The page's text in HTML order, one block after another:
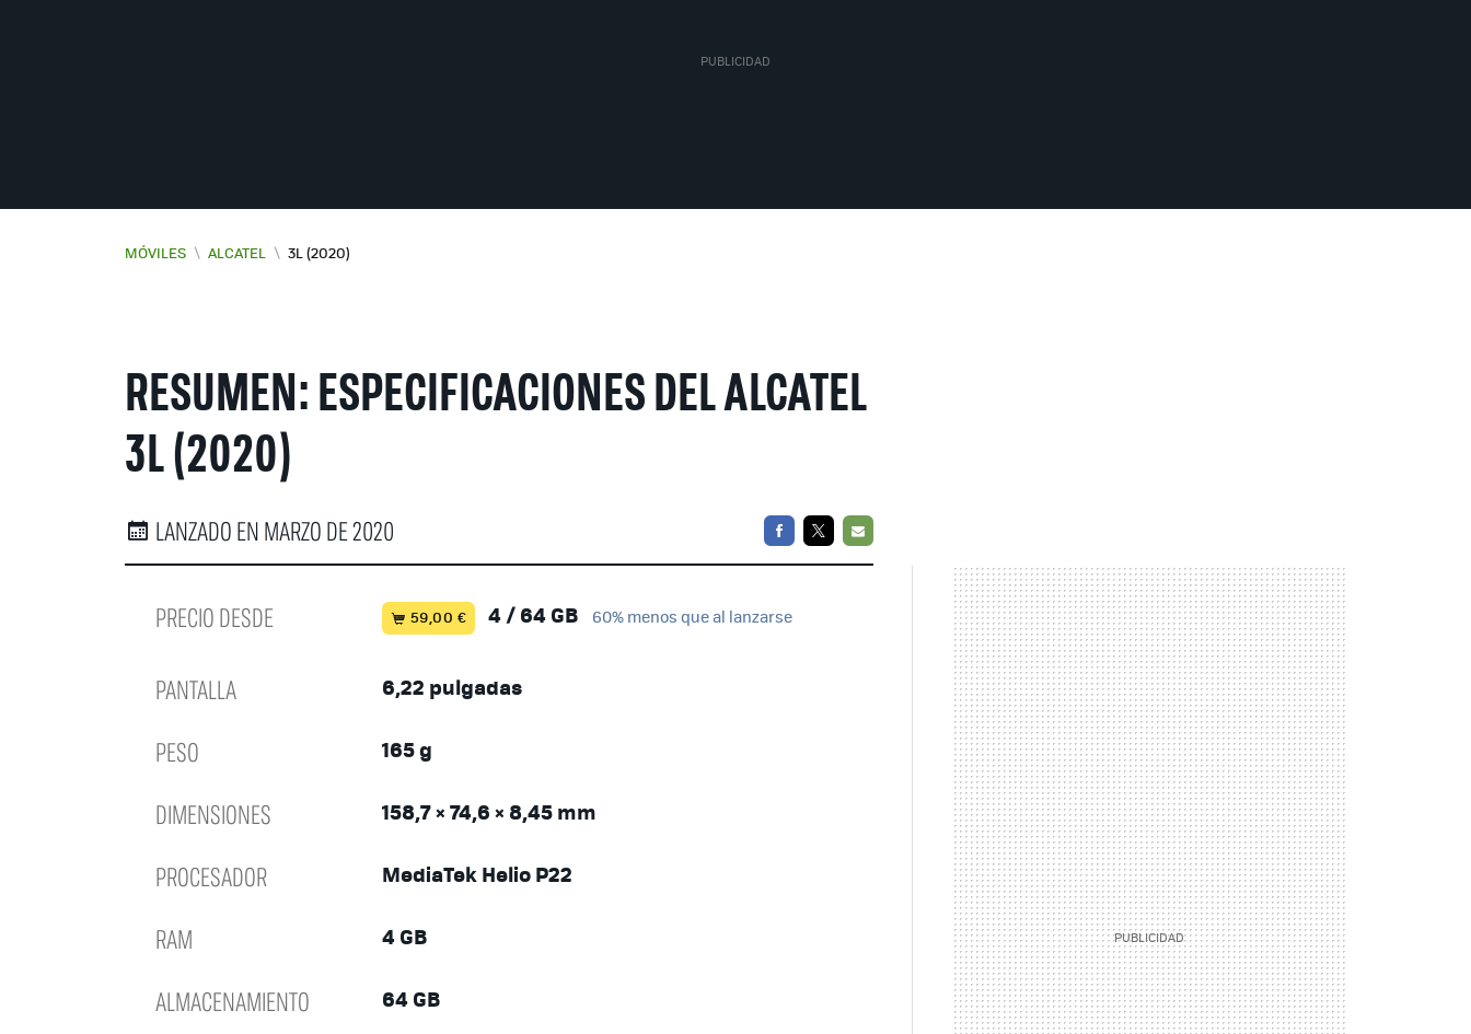
MÓVILES \ ALCATEL \ 3L (2020)
RESUMEN: ESPECIFICACIONES DEL ALCATEL
3L (2020)
LANZADO EN MARZO DE 2020 FACEBOOKTWITTER
PRECIO DESDE 59,00 € 4 / 64 GB 60% menos que al lanzarse
PANTALLA 6,22 pulgadas
PESO 165 g
DIMENSIONES 158,7 × 74,6 × 8,45 mm
PROCESADOR MediaTek Helio P22
RAM 4 GB
ALMACENAMIENTO 64 GB